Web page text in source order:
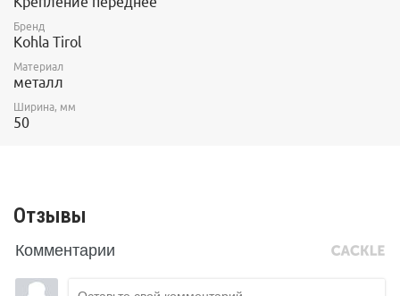
Бренд
Kohla Tirol
Материал
металл
Ширина, мм
50
Отзывы
Комментарии